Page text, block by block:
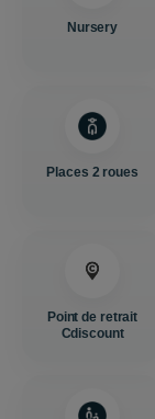
Nursery
Places 2 roues
Point de retrait
Cdiscount